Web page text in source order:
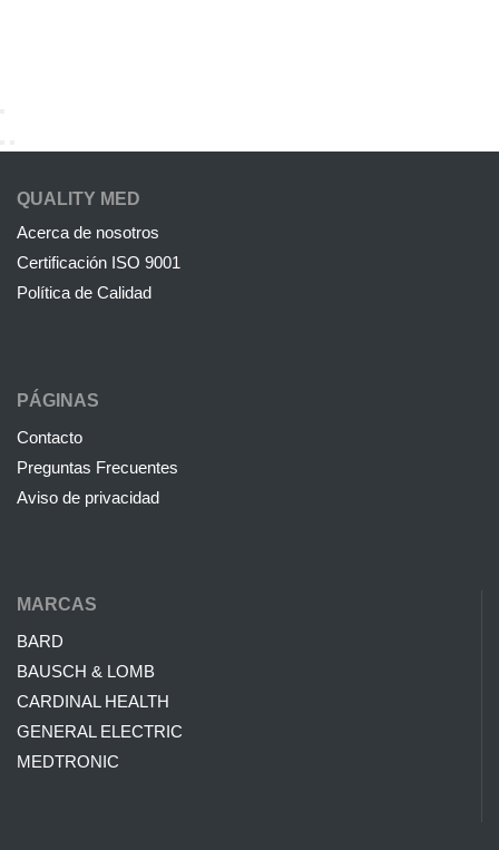
QUALITY MED
Acerca de nosotros
Certificación ISO 9001
Política de Calidad
PÁGINAS
Contacto
Preguntas Frecuentes
Aviso de privacidad
MARCAS
BARD
BAUSCH & LOMB
CARDINAL HEALTH
GENERAL ELECTRIC
MEDTRONIC